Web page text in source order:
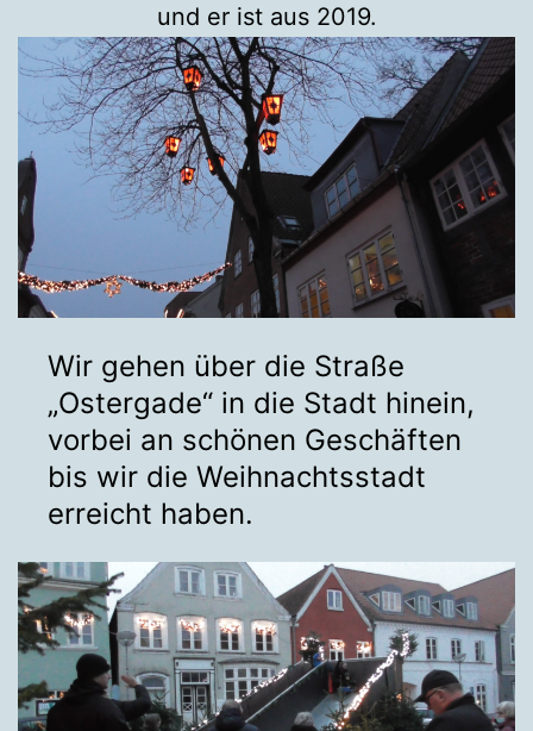
und er ist aus 2019.
Wir gehen über die Straße
„Ostergade“ in die Stadt hinein,
vorbei an schönen Geschäften
bis wir die Weihnachtsstadt
erreicht haben.